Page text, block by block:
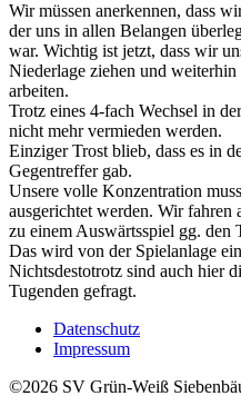
Wir müssen anerkennen, dass
der uns in allen Belangen
war. Wichtig ist jetzt, dass wir
Niederlage ziehen und
arbeiten.
Trotz eines 4-fach Wechsel in
nicht mehr vermieden werden.
Einziger Trost blieb, dass es in
Gegentreffer gab.
Unsere volle Konzentration
ausgerichtet werden. Wir fahren
zu einem Auswärtsspiel gg. den
Das wird von der Spielanlage
Nichtsdestotrotz sind auch hier
Tugenden gefragt.
Datenschutz
Impressum
©2026 SV Grün-Weiß